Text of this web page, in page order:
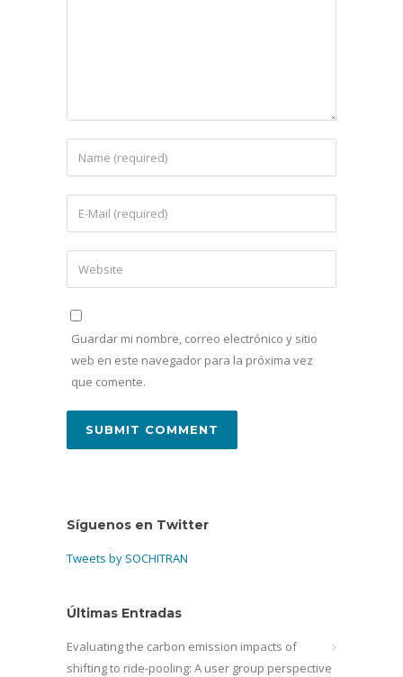
Guardar mi nombre, correo electrónico y sitio
web en este navegador para la próxima vez
que comente.
Síguenos en Twitter
Tweets by SOCHITRAN
Últimas Entradas
Evaluating the carbon emission impacts of
shifting to ride-pooling: A user group perspective